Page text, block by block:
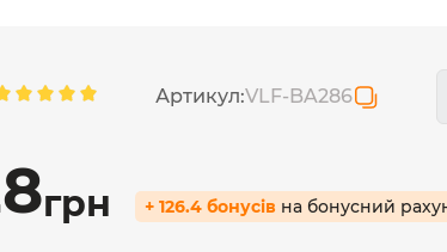
Артикул:VLF-BA286
грн + 126.4 бонусів на бонусний